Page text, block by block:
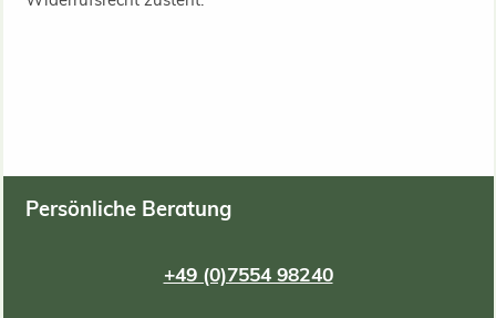
Persönliche Beratung
+49 (0)7554 98240